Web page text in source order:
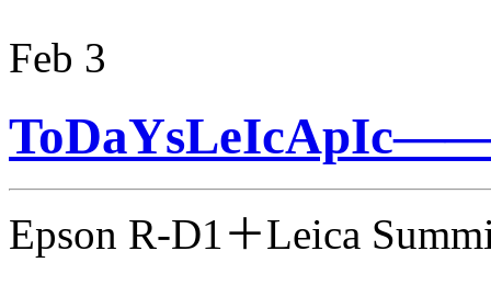
Feb 3
Epson R-D1＋Leica